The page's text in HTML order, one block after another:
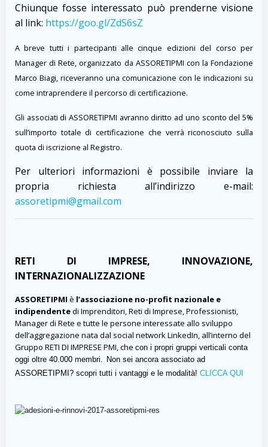
Chiunque fosse interessato può prenderne visione
al link: https://goo.gl/ZdS6sZ
A breve tutti i partecipanti alle cinque edizioni del corso per
Manager di Rete, organizzato da ASSORETIPMI con la Fondazione
Marco Biagi, riceveranno una comunicazione con le indicazioni su
come intraprendere il percorso di certificazione.
Gli associati di ASSORETIPMI avranno diritto ad uno sconto del 5%
sull’importo totale di certificazione che verrà riconosciuto sulla
quota di iscrizione al Registro.
Per ulteriori informazioni è possibile inviare la
propria richiesta all’indirizzo e-mail:
assoretipmi@gmail.com
RETI DI IMPRESE, INNOVAZIONE,
INTERNAZIONALIZZAZIONE
ASSORETIPMI è l’associazione no-profit nazionale e
indipendentedi Imprenditori, Reti di Imprese, Professionisti,
Manager di Rete e tutte le persone interessate allo sviluppo
dell’aggregazione nata dal social network LinkedIn, all’interno del
Gruppo RETI DI IMPRESE PMI,che con i propri gruppi verticali conta
oggi oltre 40.000 membri. Non sei ancora associato ad
ASSORETIPMI? scopri tutti i vantaggi e le modalità! CLICCA QUI